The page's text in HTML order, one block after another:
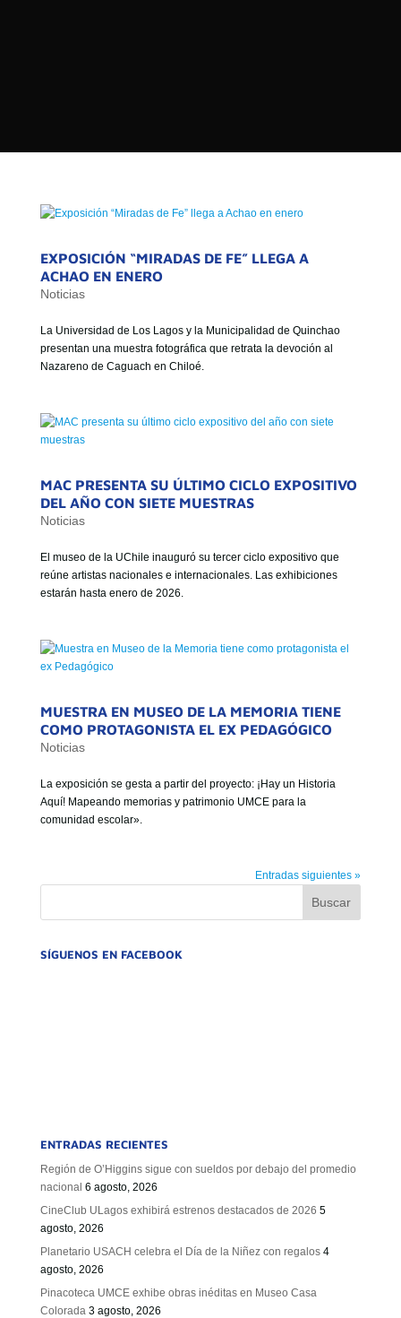
ESTADO DE CHILE
MISIÓN
VISIÓN
NUESTRO EQUIPO
EXPOSICIÓN “MIRADAS DE FE” LLEGA A
ACHAO EN ENERO
Noticias
La Universidad de Los Lagos y la Municipalidad de Quinchao
presentan una muestra fotográfica que retrata la devoción al
Nazareno de Caguach en Chiloé.
MAC PRESENTA SU ÚLTIMO CICLO EXPOSITIVO
DEL AÑO CON SIETE MUESTRAS
Noticias
El museo de la UChile inauguró su tercer ciclo expositivo que
reúne artistas nacionales e internacionales. Las exhibiciones
estarán hasta enero de 2026.
MUESTRA EN MUSEO DE LA MEMORIA TIENE
COMO PROTAGONISTA EL EX PEDAGÓGICO
Noticias
La exposición se gesta a partir del proyecto: ¡Hay un Historia
Aquí! Mapeando memorias y patrimonio UMCE para la
comunidad escolar».
Entradas siguientes »
SÍGUENOS EN FACEBOOK
ENTRADAS RECIENTES
Región de O’Higgins sigue con sueldos por debajo del promedio
nacional 6 agosto, 2026
CineClub ULagos exhibirá estrenos destacados de 2026 5
agosto, 2026
Planetario USACH celebra el Día de la Niñez con regalos 4
agosto, 2026
Pinacoteca UMCE exhibe obras inéditas en Museo Casa
Colorada 3 agosto, 2026